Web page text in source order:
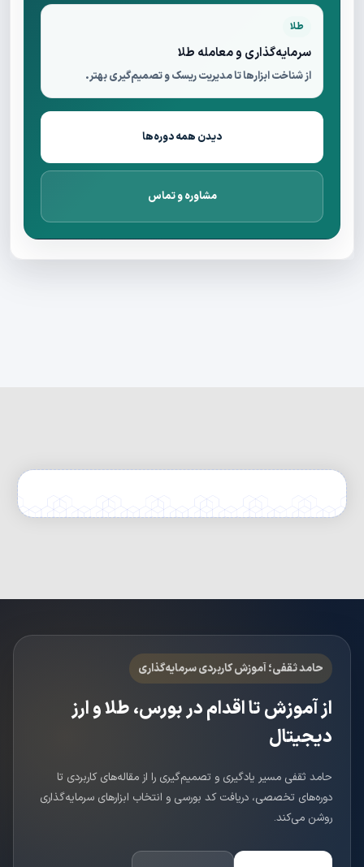
طلا
سرمایه‌گذاری و معامله طلا
از شناخت ابزارها تا مدیریت ریسک و تصمیم‌گیری بهتر.
دیدن همه دوره‌ها
مشاوره و تماس
حامد ثقفی؛ آموزش کاربردی سرمایه‌گذاری
از آموزش تا اقدام در بورس، طلا و ارز
دیجیتال
حامد ثقفی مسیر یادگیری و تصمیم‌گیری را از مقاله‌های کاربردی تا
دوره‌های تخصصی، دریافت کد بورسی و انتخاب ابزارهای سرمایه‌گذاری
روشن می‌کند.